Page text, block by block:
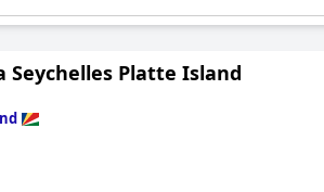
Seychelles Platte Island